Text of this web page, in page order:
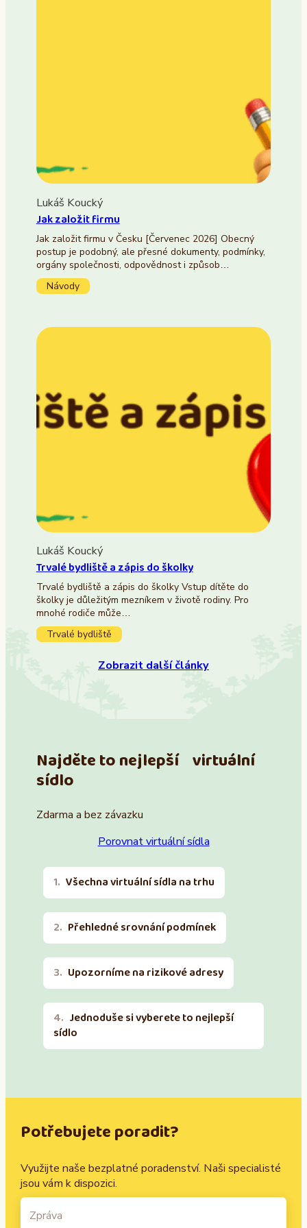
Lukáš Koucký
Jak založit firmu
Jak založit firmu v Česku [Červenec 2026] Obecný
postup je podobný, ale přesné dokumenty, podmínky,
orgány společnosti, odpovědnost i způsob…
Návody
Lukáš Koucký
Trvalé bydliště a zápis do školky
Trvalé bydliště a zápis do školky Vstup dítěte do
školky je důležitým mezníkem v životě rodiny. Pro
mnohé rodiče může…
Trvalé bydliště
Zobrazit další články
Najděte to nejlepší virtuální
sídlo
Zdarma a bez závazku
Porovnat virtuální sídla
Všechna virtuální sídla na trhu
Přehledné srovnání podmínek
Upozorníme na rizikové adresy
Jednoduše si vyberete to nejlepší
sídlo
Potřebujete poradit?
Využijte naše bezplatné poradenství. Naši specialisté
jsou vám k dispozici.